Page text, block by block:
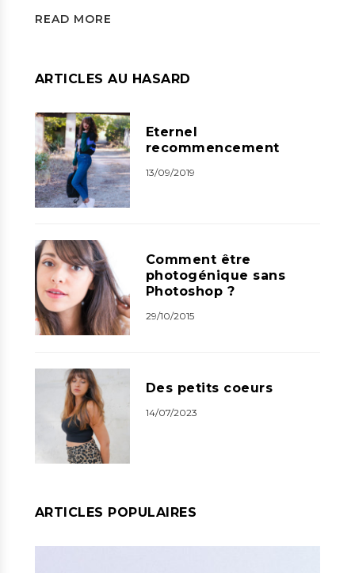
READ MORE
ARTICLES AU HASARD
Eternel
recommencement
13/09/2019
Comment être
photogénique sans
Photoshop ?
29/10/2015
Des petits coeurs
14/07/2023
ARTICLES POPULAIRES